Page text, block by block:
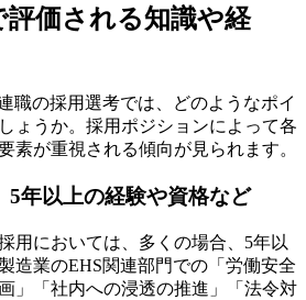
評価される知識や経
職の採用選考では、どのようなポイ
ょうか。採用ポジションによって各
素が重視される傾向が見られます。
5年以上の経験や資格など
用においては、多くの場合、5年以
造業のEHS関連部門での「労働安全
」「社内への浸透の推進」「法令対